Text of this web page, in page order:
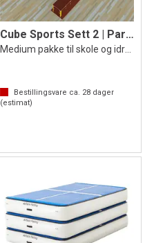
Cube Sports Sett 2 | Parkour
Medium pakke til skole og idrett
Bestillingsvare ca. 28dager
(estimat)